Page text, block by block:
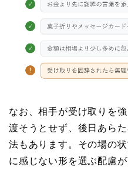
なお、相手が受け取りを
渡そうとせず、後日あら
法もあります。その場の
に感じない形を選ぶ配慮